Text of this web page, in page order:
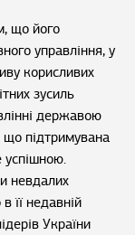
що його
управління, у
корисливих
зусиль
державою
що підтримувана
успішною.
невдалих
її недавній
України